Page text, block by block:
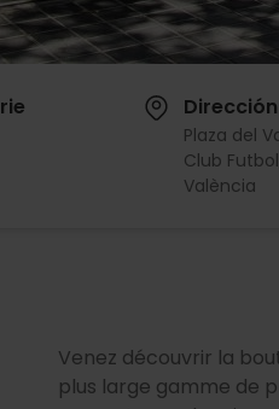
Dirección
Plaza del
Club
València
Venez découvrir la
plus large gamme de